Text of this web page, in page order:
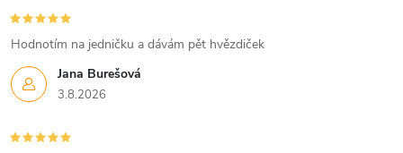
Jana Burešová
3.8.2026
Hodnotím na jedničku a dávám pět hvězdiček